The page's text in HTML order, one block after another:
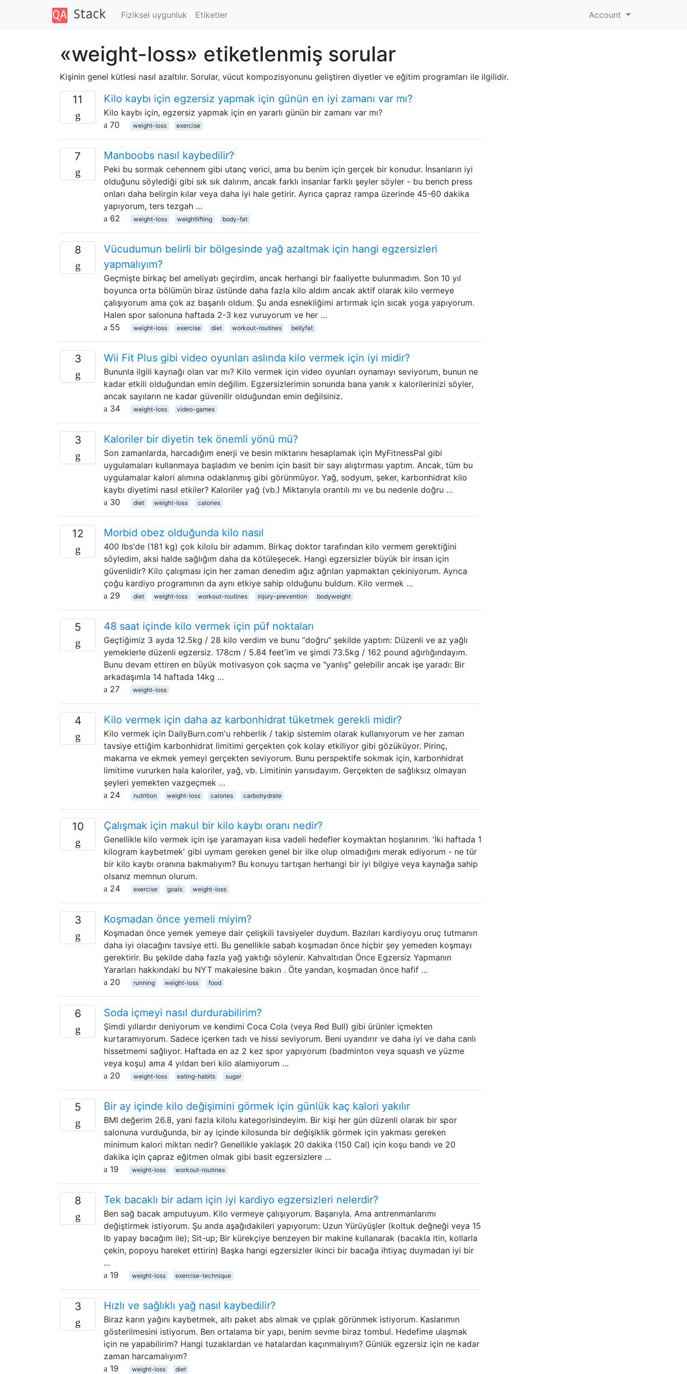
Fiziksel uygunluk Etiketler Account
«weight-loss» etiketlenmiş sorular
Kişinin genel kütlesi nasıl azaltılır. Sorular, vücut kompozisyonunu geliştiren diyetler ve eğitim programları ile ilgilidir.
11 Kilo kaybı için egzersiz yapmak için günün en iyi zamanı var mı?
Kilo kaybı için, egzersiz yapmak için en yararlı günün bir zamanı var mı?
70
weight-loss exercise
7 Manboobs nasıl kaybedilir?
Peki bu sormak cehennem gibi utanç verici, ama bu benim için gerçek bir konudur. İnsanların iyi
olduğunu söylediği gibi sık sık dalırım, ancak farklı insanlar farklı şeyler söyler - bu bench press
onları daha belirgin kılar veya daha iyi hale getirir. Ayrıca çapraz rampa üzerinde 45-60 dakika
yapıyorum, ters tezgah …
62
weight-loss weightlifting body-fat
8
Vücudumun belirli bir bölgesinde yağ azaltmak için hangi egzersizleri
yapmalıyım?
Geçmişte birkaç bel ameliyatı geçirdim, ancak herhangi bir faaliyette bulunmadım. Son 10 yıl
boyunca orta bölümün biraz üstünde daha fazla kilo aldım ancak aktif olarak kilo vermeye
çalışıyorum ama çok az başarılı oldum. Şu anda esnekliğimi artırmak için sıcak yoga yapıyorum.
Halen spor salonuna haftada 2-3 kez vuruyorum ve her …
55
weight-loss exercise diet workout-routines bellyfat
3 Wii Fit Plus gibi video oyunları aslında kilo vermek için iyi midir?
Bununla ilgili kaynağı olan var mı? Kilo vermek için video oyunları oynamayı seviyorum, bunun ne
kadar etkili olduğundan emin değilim. Egzersizlerimin sonunda bana yanık x kalorilerinizi söyler,
ancak sayıların ne kadar güvenilir olduğundan emin değilsiniz.
34
weight-loss video-games
3 Kaloriler bir diyetin tek önemli yönü mü?
Son zamanlarda, harcadığım enerji ve besin miktarını hesaplamak için MyFitnessPal gibi
uygulamaları kullanmaya başladım ve benim için basit bir sayı alıştırması yaptım. Ancak, tüm bu
uygulamalar kalori alımına odaklanmış gibi görünmüyor. Yağ, sodyum, şeker, karbonhidrat kilo
kaybı diyetimi nasıl etkiler? Kaloriler yağ (vb.) Miktarıyla orantılı mı ve bu nedenle doğru …
30
diet weight-loss calories
12 Morbid obez olduğunda kilo nasıl
400 lbs'de (181 kg) çok kilolu bir adamım. Birkaç doktor tarafından kilo vermem gerektiğini
söyledim, aksi halde sağlığım daha da kötüleşecek. Hangi egzersizler büyük bir insan için
güvenlidir? Kilo çalışması için her zaman denedim ağız ağrıları yapmaktan çekiniyorum. Ayrıca
çoğu kardiyo programının da aynı etkiye sahip olduğunu buldum. Kilo vermek …
29
diet weight-loss workout-routines injury-prevention bodyweight
5 48 saat içinde kilo vermek için püf noktaları
Geçtiğimiz 3 ayda 12.5kg / 28 kilo verdim ve bunu “doğru” şekilde yaptım: Düzenli ve az yağlı
yemeklerle düzenli egzersiz. 178cm / 5.84 feet'im ve şimdi 73.5kg / 162 pound ağırlığındayım.
Bunu devam ettiren en büyük motivasyon çok saçma ve "yanlış" gelebilir ancak işe yaradı: Bir
arkadaşımla 14 haftada 14kg …
27
weight-loss
4 Kilo vermek için daha az karbonhidrat tüketmek gerekli midir?
Kilo vermek için DailyBurn.com'u rehberlik / takip sistemim olarak kullanıyorum ve her zaman
tavsiye ettiğim karbonhidrat limitimi gerçekten çok kolay etkiliyor gibi gözüküyor. Pirinç,
makarna ve ekmek yemeyi gerçekten seviyorum. Bunu perspektife sokmak için, karbonhidrat
limitime vururken hala kaloriler, yağ, vb. Limitinin yarısıdayım. Gerçekten de sağlıksız olmayan
şeyleri yemekten vazgeçmek …
24
nutrition weight-loss calories carbohydrate
10 Çalışmak için makul bir kilo kaybı oranı nedir?
Genellikle kilo vermek için işe yaramayan kısa vadeli hedefler koymaktan hoşlanırım. 'İki haftada 1
kilogram kaybetmek' gibi uymam gereken genel bir ilke olup olmadığını merak ediyorum - ne tür
bir kilo kaybı oranına bakmalıyım? Bu konuyu tartışan herhangi bir iyi bilgiye veya kaynağa sahip
olsanız memnun olurum.
24
exercise goals weight-loss
3 Koşmadan önce yemeli miyim?
Koşmadan önce yemek yemeye dair çelişkili tavsiyeler duydum. Bazıları kardiyoyu oruç tutmanın
daha iyi olacağını tavsiye etti. Bu genellikle sabah koşmadan önce hiçbir şey yemeden koşmayı
gerektirir. Bu şekilde daha fazla yağ yaktığı söylenir. Kahvaltıdan Önce Egzersiz Yapmanın
Yararları hakkındaki bu NYT makalesine bakın . Öte yandan, koşmadan önce hafif …
20
running weight-loss food
6 Soda içmeyi nasıl durdurabilirim?
Şimdi yıllardır deniyorum ve kendimi Coca Cola (veya Red Bull) gibi ürünler içmekten
kurtaramıyorum. Sadece içerken tadı ve hissi seviyorum. Beni uyandırır ve daha iyi ve daha canlı
hissetmemi sağlıyor. Haftada en az 2 kez spor yapıyorum (badminton veya squash ve yüzme
veya koşu) ama 4 yıldan beri kilo alamıyorum …
20
weight-loss eating-habits sugar
5 Bir ay içinde kilo değişimini görmek için günlük kaç kalori yakılır
BMI değerim 26.8, yani fazla kilolu kategorisindeyim. Bir kişi her gün düzenli olarak bir spor
salonuna vurduğunda, bir ay içinde kilosunda bir değişiklik görmek için yakması gereken
minimum kalori miktarı nedir? Genellikle yaklaşık 20 dakika (150 Cal) için koşu bandı ve 20
dakika için çapraz eğitmen olmak gibi basit egzersizlere …
19
weight-loss workout-routines
8 Tek bacaklı bir adam için iyi kardiyo egzersizleri nelerdir?
Ben sağ bacak amputuyum. Kilo vermeye çalışıyorum. Başarıyla. Ama antrenmanlarımı
değiştirmek istiyorum. Şu anda aşağıdakileri yapıyorum: Uzun Yürüyüşler (koltuk değneği veya 15
lb yapay bacağım ile); Sit-up; Bir kürekçiye benzeyen bir makine kullanarak (bacakla itin, kollarla
çekin, popoyu hareket ettirin) Başka hangi egzersizler ikinci bir bacağa ihtiyaç duymadan iyi bir
…
19
weight-loss exercise-technique
3 Hızlı ve sağlıklı yağ nasıl kaybedilir?
Biraz karın yağını kaybetmek, altı paket abs almak ve çıplak görünmek istiyorum. Kaslarımın
gösterilmesini istiyorum. Ben ortalama bir yapı, benim sevme biraz tombul. Hedefime ulaşmak
için ne yapabilirim? Hangi tuzaklardan ve hatalardan kaçınmalıyım? Günlük egzersiz için ne kadar
zaman harcamalıyım?
19
weight-loss diet